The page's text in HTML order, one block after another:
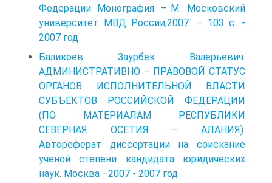
Федерации: Монография. – М.: Московский
университет МВД России,2007. – 103 с. -
2007 год
Баликоев Заурбек Валерьевич.
АДМИНИСТРАТИВНО – ПРАВОВОЙ СТАТУС
ОРГАНОВ ИСПОЛНИТЕЛЬНОЙ ВЛАСТИ
СУБЪЕКТОВ РОССИЙСКОЙ ФЕДЕРАЦИИ
(ПО МАТЕРИАЛАМ РЕСПУБЛИКИ
СЕВЕРНАЯ ОСЕТИЯ – АЛАНИЯ).
Автореферат диссертации на соискание
ученой степени кандидата юридических
наук. Москва –2007 - 2007 год